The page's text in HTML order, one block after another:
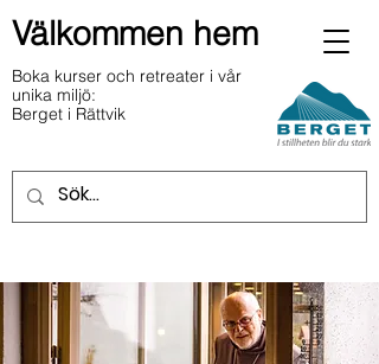
Välkommen hem
Boka kurser och retreater i vår
unika miljö:
Berget i Rättvik